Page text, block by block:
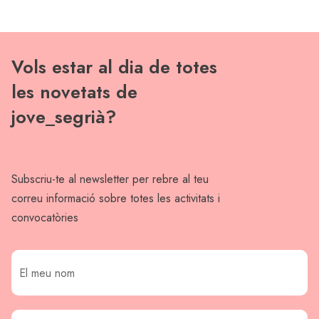
Vols estar al dia de totes
les novetats de
jove_segrià?
Subscriu-te al newsletter per rebre al teu
correu informació sobre totes les activitats i
convocatòries